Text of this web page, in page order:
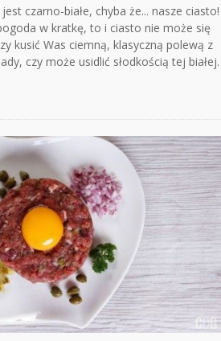
czarno-białe, chyba że... nasze ciasto!
w kratkę, to i ciasto nie może się
kusić Was ciemną, klasyczną polewą z
czy może usidlić słodkością tej białej.